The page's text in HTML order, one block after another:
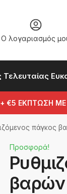
Ο λογαριασμός
€5 ΕΚΠΤΩΣΗ
πάγκος
Προσφορά!
βαρών